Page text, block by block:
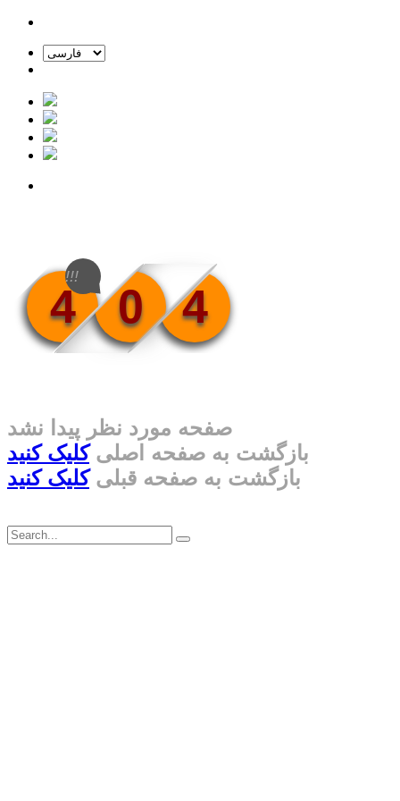
4 0 4
!!!
صفحه مورد نظر پیدا نشد
بازگشت به صفحه اصلیکلیک کنید
بازگشت به صفحه قبلیکلیک کنید